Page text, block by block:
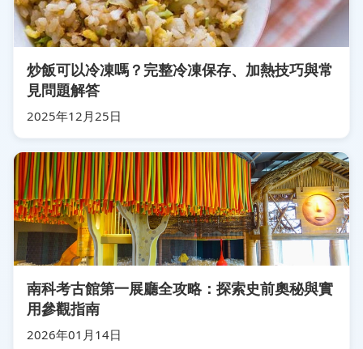
炒飯可以冷凍嗎？完整冷凍保存、加熱技巧與常
見問題解答
2025年12月25日
南科考古館第一展廳全攻略：探索史前奧秘與實
用參觀指南
2026年01月14日